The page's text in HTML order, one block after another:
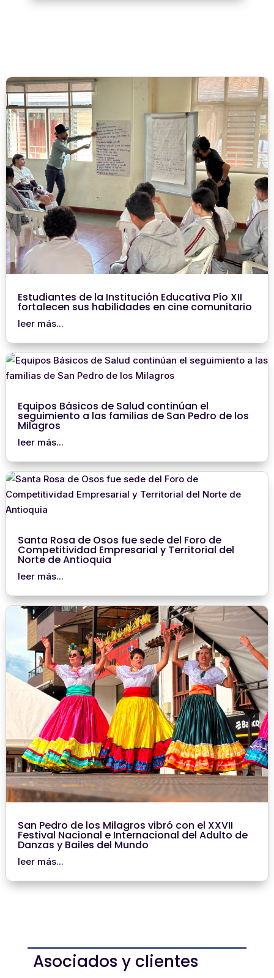
Estudiantes de la Institución Educativa Pío XII
fortalecen sus habilidades en cine comunitario
leer más...
Equipos Básicos de Salud continúan el
seguimiento a las familias de San Pedro de los
Milagros
leer más...
Santa Rosa de Osos fue sede del Foro de
Competitividad Empresarial y Territorial del
Norte de Antioquia
leer más...
San Pedro de los Milagros vibró con el XXVII
Festival Nacional e Internacional del Adulto de
Danzas y Bailes del Mundo
leer más...
Asociados y clientes